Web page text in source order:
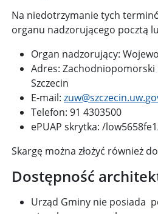
Na niedotrzymanie tych
organu nadzorującego pocztą
Organ nadzorujący:
Adres: Zachodniopomorski
Szczecin
E-mail:
Telefon: 91 4303500
ePUAP skrytka: /
Skargę można złożyć również do
Dostępność
Urząd Gminy nie posiada